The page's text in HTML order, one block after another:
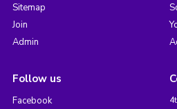
Sitemap
Join
Admin
Follow us
Facebook